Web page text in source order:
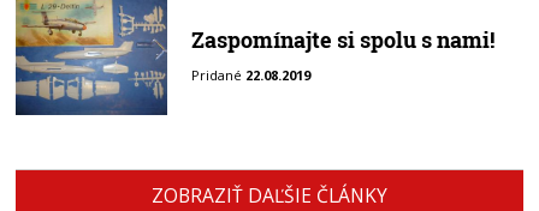
Zaspomínajte si spolu s nami!
Pridané 22.08.2019
ZOBRAZIŤ DAĽŠIE ČLÁNKY